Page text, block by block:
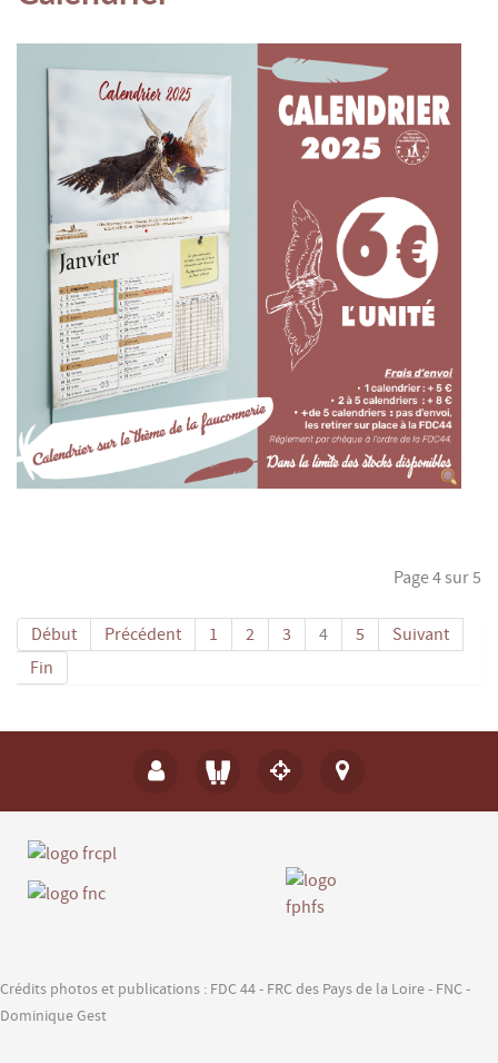
Page 4 sur 5
Début Précédent 1 2 3 4 5
Suivant
Fin
Crédits photos et publications : FDC 44 - FRC des Pays de la Loire - FNC -
Dominique Gest